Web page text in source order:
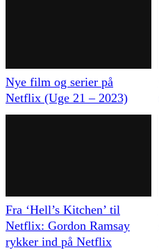
Nye film og serier på
Netflix (Uge 21 – 2023)
Fra ‘Hell’s Kitchen’ til
Netflix: Gordon Ramsay
rykker ind på Netflix